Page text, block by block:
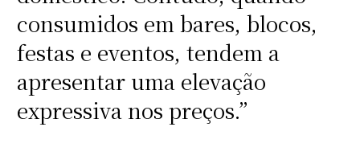
consumidos em bares, blocos,
festas e eventos, tendem a
apresentar uma elevação
expressiva nos preços.”